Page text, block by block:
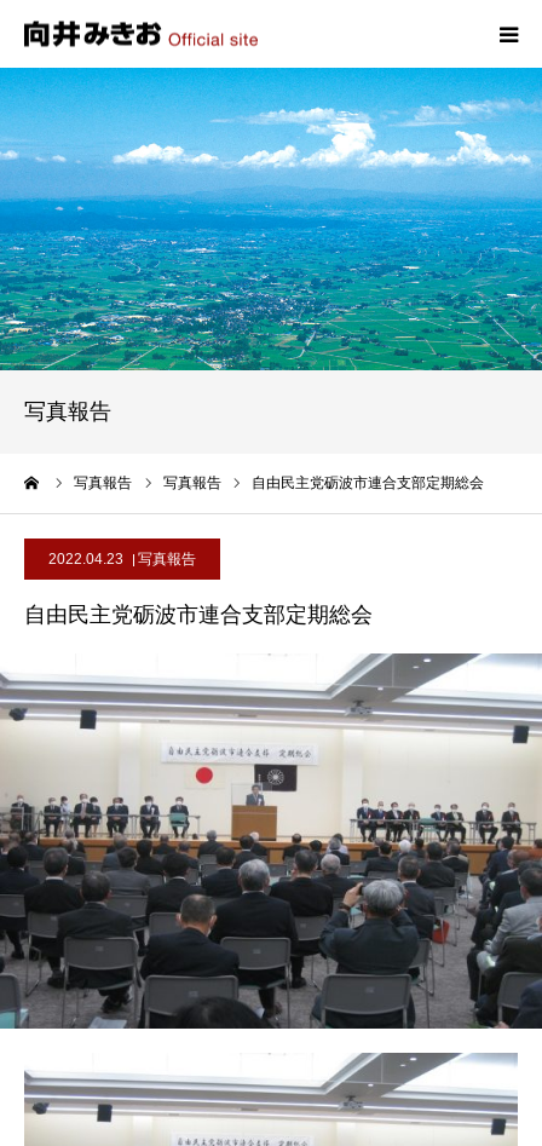
写真報告
写真報告 写真報告 自由民主党砺波市連合支部定期総会
2022.04.23 写真報告
自由民主党砺波市連合支部定期総会
HOME
プロフィール
政策
活動報告